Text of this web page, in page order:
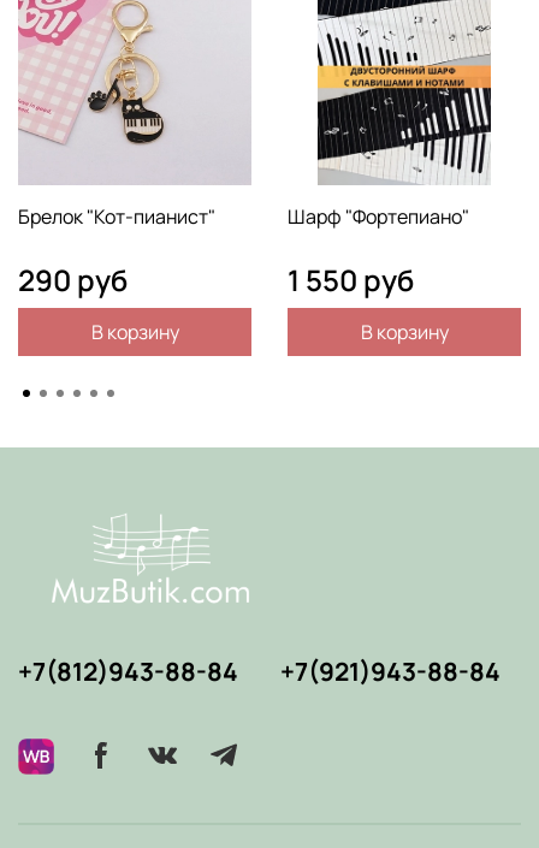
Брелок "Кот-пианист"
290 руб
В корзину
Шарф "Фортепиано"
1 550 руб
В корзину
+7(812)943-88-84 +7(921)943-88-84